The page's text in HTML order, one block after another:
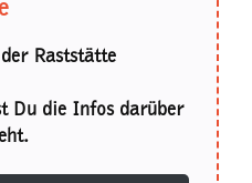
Raststätte
Du die Infos darüber